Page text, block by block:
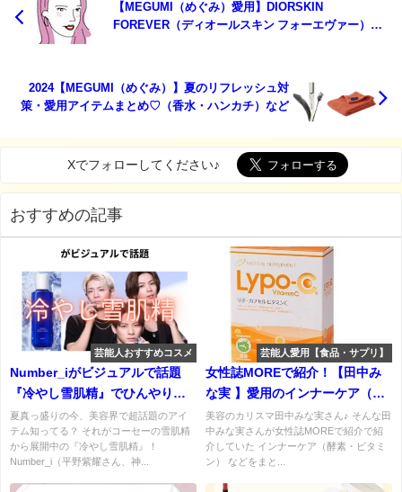
【MEGUMI（めぐみ）愛用】DIORSKIN
FOREVER（ディオールスキン フォーエヴァー）ト
2024【MEGUMI（めぐみ）】夏のリフレッシュ対
策・愛用アイテムまとめ♡（香水・ハンカチ）など
Xでフォローしてください♪
おすすめの記事
芸能人おすすめコスメ
Number_iがビジュアルで話題
『冷やし雪肌精』でひんやり透
明感&トーンアップ！
夏真っ盛りの今、美容界で超話題のアイ
テム知ってる？ それがコーセーの雪肌精
から展開中の『冷やし雪肌精』！
Number_i（平野紫耀さん、神...
芸能人愛用【食品・サプリ】
女性誌MOREで紹介！【田中み
な実 】愛用のインナーケア（ビ
タミン・酵素・）などまとめ♡
美容のカリスマ田中みな実さん♪ そんな田
中みな実さんが女性誌MOREで紹介で紹
介していた インナーケア（酵素・ビタミ
ン） などをまと...